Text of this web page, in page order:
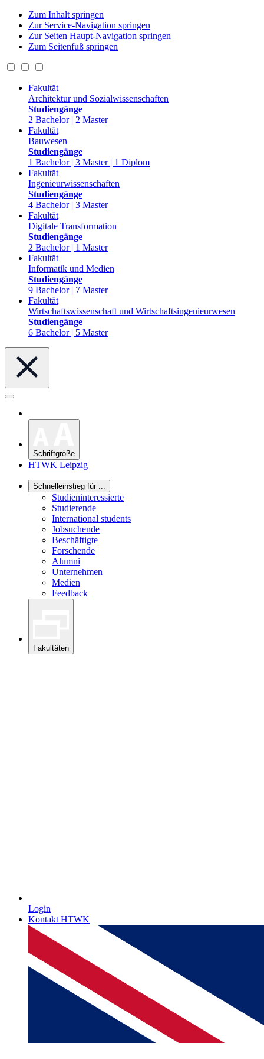
Zum Inhalt springen
Zur Service-Navigation springen
Zur Seiten Haupt-Navigation springen
Zum Seitenfuß springen
Fakultät
Architektur und Sozialwissenschaften
Studiengänge
2 Bachelor | 2 Master
Fakultät
Bauwesen
Studiengänge
1 Bachelor | 3 Master | 1 Diplom
Fakultät
Ingenieurwissenschaften
Studiengänge
4 Bachelor | 3 Master
Fakultät
Digitale Transformation
Studiengänge
2 Bachelor | 1 Master
Fakultät
Informatik und Medien
Studiengänge
9 Bachelor | 7 Master
Fakultät
Wirtschaftswissenschaft und Wirtschaftsingenieurwesen
Studiengänge
6 Bachelor | 5 Master
Schriftgröße
HTWK Leipzig
Schnelleinstieg für ...
Studieninteressierte
Studierende
International students
Jobsuchende
Beschäftigte
Forschende
Alumni
Unternehmen
Medien
Feedback
Fakultäten
Login
Kontakt HTWK